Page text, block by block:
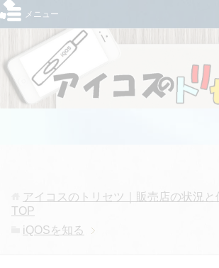
メニュー
アイコスのトリセツ｜販売店の状況と
TOP
iQOSを知る